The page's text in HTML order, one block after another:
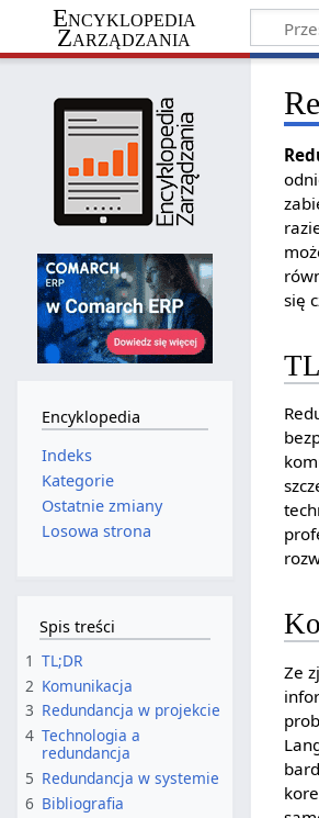
Encyklopedia
Zarządzania
się
Ze
Encyklopedia
Indeks
Kategorie
Ostatnie zmiany
Losowa strona
Spis treści
1 TL;DR
2 Komunikacja
3 Redundancja w projekcie
4 Technologia a
redundancja
5 Redundancja w systemie
6 Bibliografia